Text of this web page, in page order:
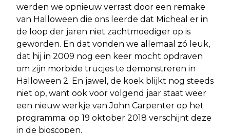
werden we opnieuw verrast door een remake
van Halloween die ons leerde dat Micheal er in
de loop der jaren niet zachtmoediger op is
geworden. En dat vonden we allemaal zó leuk,
dat hij in 2009 nog een keer mocht opdraven
om zijn morbide trucjes te demonstreren in
Halloween 2. En jawel, de koek blijkt nog steeds
niet op, want ook voor volgend jaar staat weer
een nieuw werkje van John Carpenter op het
programma: op 19 oktober 2018 verschijnt deze
in de bioscopen.